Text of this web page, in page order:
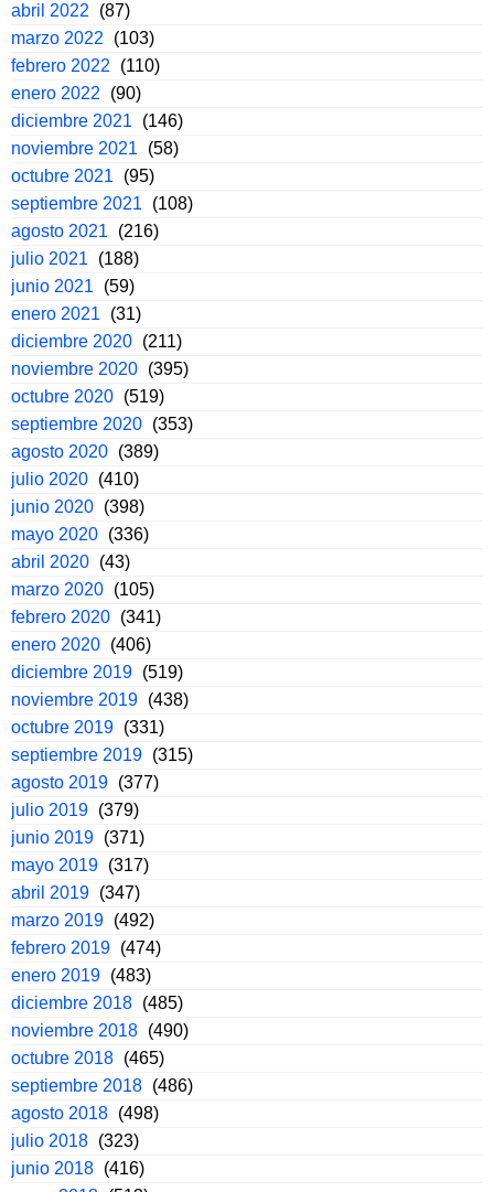
abril 2022
(87)
marzo 2022
(103)
febrero 2022
(110)
enero 2022
(90)
diciembre 2021
(146)
noviembre 2021
(58)
octubre 2021
(95)
septiembre 2021
(108)
agosto 2021
(216)
julio 2021
(188)
junio 2021
(59)
enero 2021
(31)
diciembre 2020 (211)
noviembre 2020 (395)
octubre 2020 (519)
septiembre 2020 (353)
agosto 2020 (389)
julio 2020 (410)
junio 2020 (398)
mayo 2020 (336)
abril 2020 (43)
marzo 2020 (105)
febrero 2020 (341)
enero 2020 (406)
diciembre 2019 (519)
noviembre 2019 (438)
octubre 2019 (331)
septiembre 2019 (315)
agosto 2019 (377)
julio 2019 (379)
junio 2019 (371)
mayo 2019 (317)
abril 2019 (347)
marzo 2019 (492)
febrero 2019 (474)
enero 2019 (483)
diciembre 2018 (485)
noviembre 2018 (490)
octubre 2018 (465)
septiembre 2018 (486)
agosto 2018 (498)
julio 2018 (323)
junio 2018 (416)